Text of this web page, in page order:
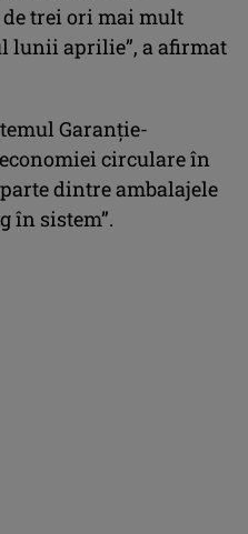
de trei ori mai mult
lunii aprilie”, a afirmat
Garanţie-
circulare în
dintre ambalajele
în sistem”.